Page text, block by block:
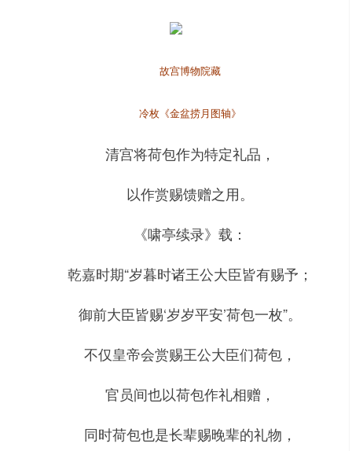
故宫博物院藏
冷枚《金盆捞月图轴》
清宫将荷包作为特定礼品，
以作赏赐馈赠之用。
《啸亭续录》载：
乾嘉时期“岁暮时诸王公大臣皆有赐予；
御前大臣皆赐‘岁岁平安’荷包一枚”。
不仅皇帝会赏赐王公大臣们荷包，
官员间也以荷包作礼相赠，
同时荷包也是长辈赐晚辈的礼物，